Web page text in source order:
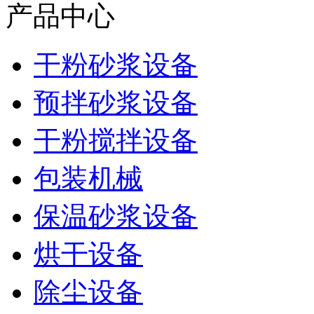
产品中心
干粉砂浆设备
预拌砂浆设备
干粉搅拌设备
包装机械
保温砂浆设备
烘干设备
除尘设备